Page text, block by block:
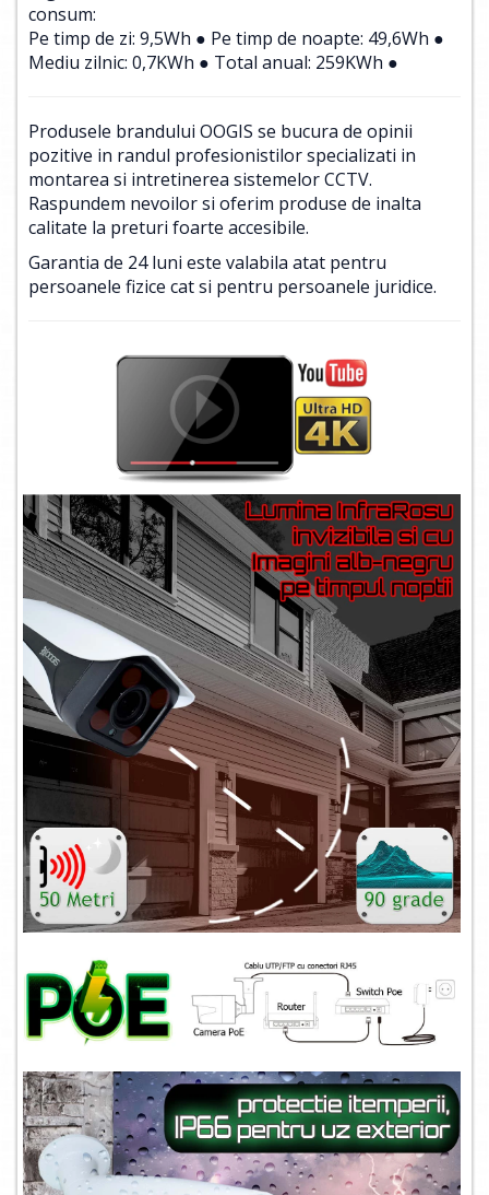
consum:
Pe timp de zi: 9,5Wh ● Pe timp de noapte: 49,6Wh ●
Mediu zilnic: 0,7KWh ● Total anual: 259KWh ●
Produsele brandului OOGIS se bucura de opinii
pozitive in randul profesionistilor specializati in
montarea si intretinerea sistemelor CCTV.
Raspundem nevoilor si oferim produse de inalta
calitate la preturi foarte accesibile.
Garantia de 24 luni este valabila atat pentru
persoanele fizice cat si pentru persoanele juridice.